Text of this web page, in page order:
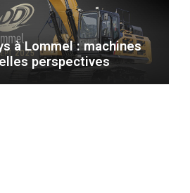
à Lommel : machines
perspectives